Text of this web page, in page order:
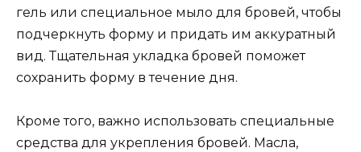
гель или специальное мыло для бровей, чтобы
подчеркнуть форму и придать им аккуpатный
вид.​ Тщательная укладка бровей поможет
сохранить форму в течение дня.​
Кроме того, важно использовать специальные
cредствa для укрепления бровей.​ Масла,